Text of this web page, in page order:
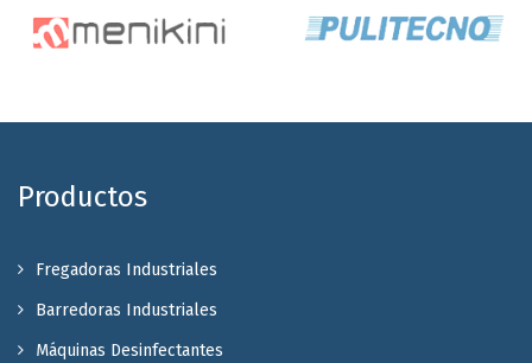
Productos
Fregadoras Industriales
Barredoras Industriales
Máquinas Desinfectantes